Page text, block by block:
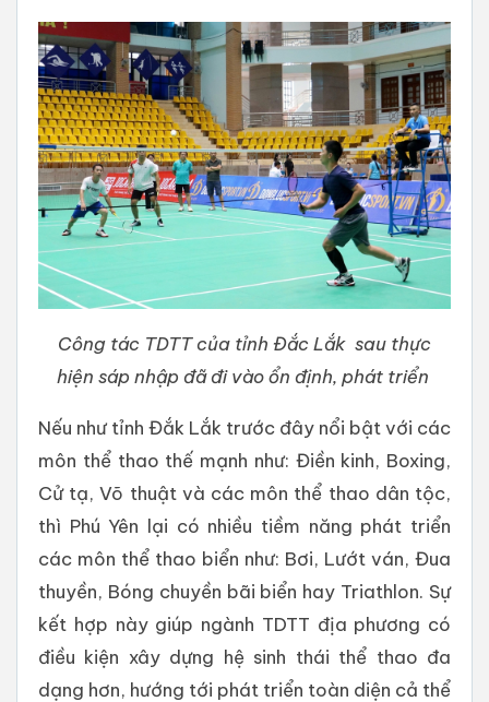
Công tác TDTT của tỉnh Đắc Lắk sau thực
hiện sáp nhập đã đi vào ổn định, phát triển
Nếu như tỉnh Đắk Lắk trước đây nổi bật với các
môn thể thao thế mạnh như: Điền kinh, Boxing,
Cử tạ, Võ thuật và các môn thể thao dân tộc,
thì Phú Yên lại có nhiều tiềm năng phát triển
các môn thể thao biển như: Bơi, Lướt ván, Đua
thuyền, Bóng chuyền bãi biển hay Triathlon. Sự
kết hợp này giúp ngành TDTT địa phương có
điều kiện xây dựng hệ sinh thái thể thao đa
dạng hơn, hướng tới phát triển toàn diện cả thể